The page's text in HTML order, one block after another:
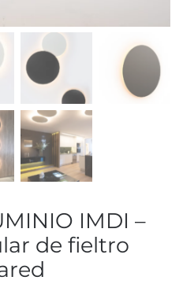
IMDI –
de fieltro